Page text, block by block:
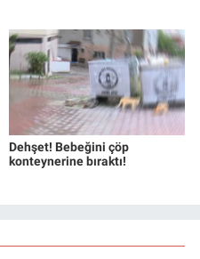
Dehşet! Bebeğini çöp
konteynerine bıraktı!